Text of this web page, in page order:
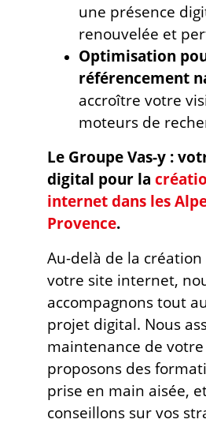
une présence
renouvelée et
Optimisation
référencement
accroître votre
moteurs de
Le Groupe Vas-y :
digital pour la
internet dans les
Provence.
Au-delà de la
votre site internet,
accompagnons tout
projet digital. Nous
maintenance de
proposons des
prise en main aisée,
conseillons sur vos